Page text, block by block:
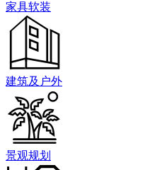
家具软装
建筑及户外
景观规划